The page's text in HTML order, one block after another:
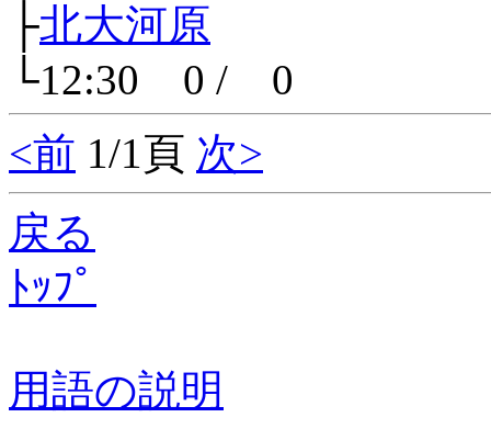
├北大河原
└12:30 0 / 0
<前 1/1頁 次>
戻る
ﾄｯﾌﾟ
用語の説明